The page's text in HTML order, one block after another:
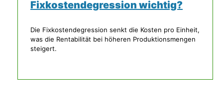
Fixkostendegression wichtig?
Die Fixkostendegression senkt die Kosten pro Einheit,
was die Rentabilität bei höheren Produktionsmengen
steigert.